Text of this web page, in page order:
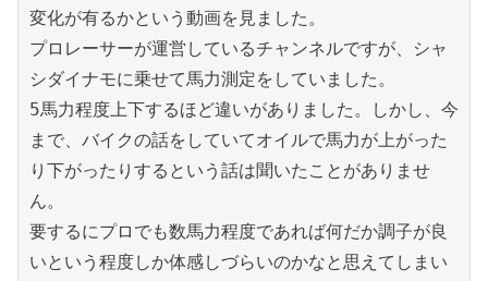
変化が有るかという動画を見ました。
プロレーサーが運営しているチャンネルですが、シャ
シダイナモに乗せて馬力測定をしていました。
5馬力程度上下するほど違いがありました。しかし、今
まで、バイクの話をしていてオイルで馬力が上がった
り下がったりするという話は聞いたことがありませ
ん。
要するにプロでも数馬力程度であれば何だか調子が良
いという程度しか体感しづらいのかなと思えてしまい